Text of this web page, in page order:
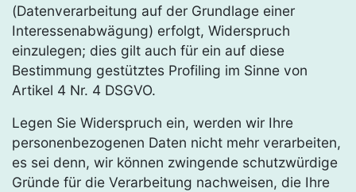
(Datenverarbeitung auf der Grundlage einer
Interessenabwägung) erfolgt, Widerspruch
einzulegen; dies gilt auch für ein auf diese
Bestimmung gestütztes Profiling im Sinne von
Artikel 4 Nr. 4 DSGVO.
Legen Sie Widerspruch ein, werden wir Ihre
personenbezogenen Daten nicht mehr verarbeiten,
es sei denn, wir können zwingende schutzwürdige
Gründe für die Verarbeitung nachweisen, die Ihre